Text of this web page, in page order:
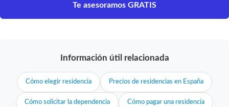
Te asesoramos GRATIS
Información útil relacionada
Cómo elegir residencia Precios de residencias en España
Cómo solicitar la dependencia Cómo pagar una residencia